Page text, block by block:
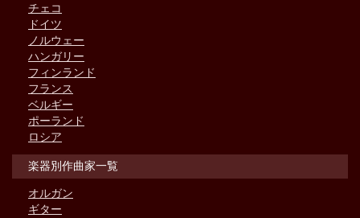
チェコ
ドイツ
ノルウェー
ハンガリー
フィンランド
フランス
ベルギー
ポーランド
ロシア
楽器別作曲家一覧
オルガン
ギター